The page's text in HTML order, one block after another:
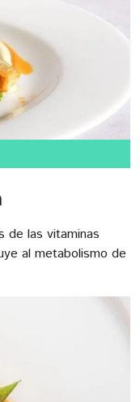
de las vitaminas
al metabolismo de